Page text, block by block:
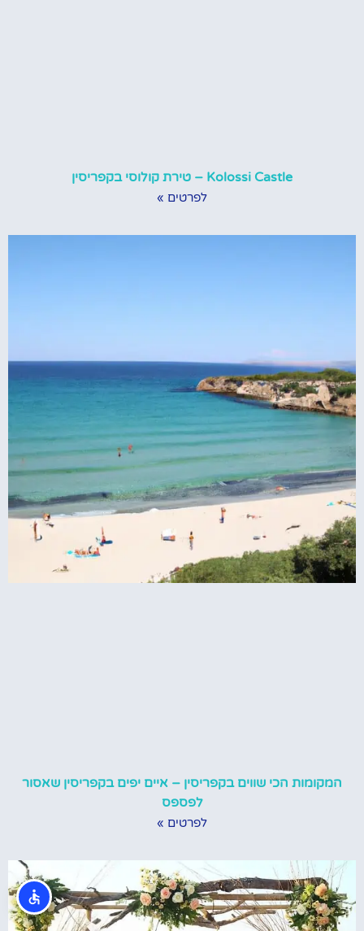
Kolossi Castle – טירת קולוסי בקפריסין
לפרטים »
המקומות הכי שווים בקפריסין – איים יפים בקפריסין שאסור
לפספס
לפרטים »